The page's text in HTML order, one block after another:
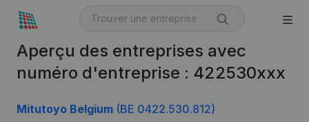
Aperçu des entreprises avec
numéro d'entreprise : 422530xxx
Mitutoyo Belgium (BE 0422.530.812)